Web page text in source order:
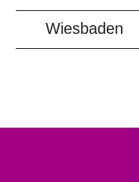
Wiesbaden